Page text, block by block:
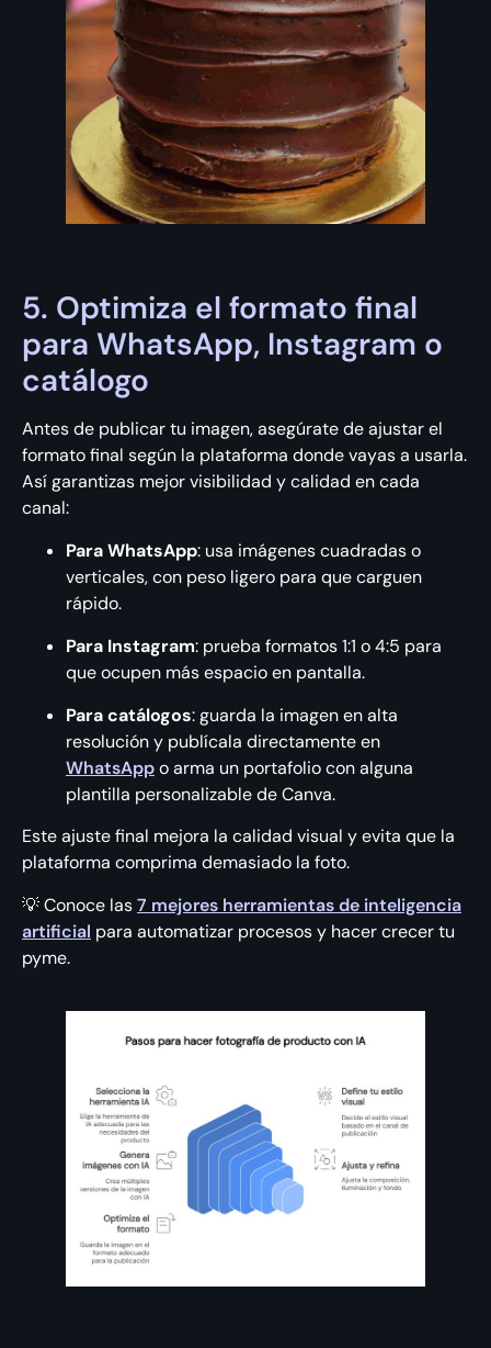
5. Optimiza el formato final
para WhatsApp, Instagram o
catálogo
Antes de publicar tu imagen, asegúrate de ajustar el
formato final según la plataforma donde vayas a usarla.
Así garantizas mejor visibilidad y calidad en cada
canal:
Para WhatsApp: usa imágenes cuadradas o
verticales, con peso ligero para que carguen
rápido.
Para Instagram: prueba formatos 1:1 o 4:5 para
que ocupen más espacio en pantalla.
Para catálogos: guarda la imagen en alta
resolución y publícala directamente en
WhatsAppo arma un portafolio con alguna
plantilla personalizable de Canva.
Este ajuste final mejora la calidad visual y evita que la
plataforma comprima demasiado la foto.
💡 Conoce las7 mejores herramientas de inteligencia
artificial para automatizar procesos y hacer crecer tu
pyme.